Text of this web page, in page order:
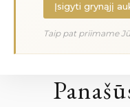
Įsigyti grynąjį
Taip pat priimame